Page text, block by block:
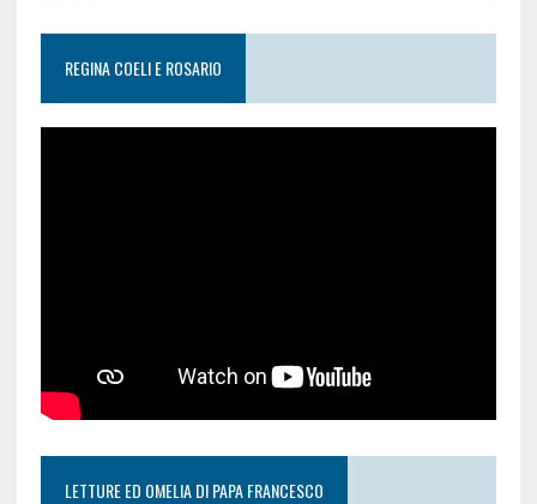
REGINA COELI E ROSARIO
LETTURE ED OMELIA DI PAPA FRANCESCO